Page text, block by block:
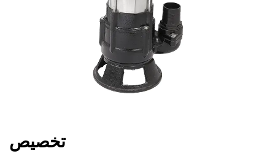
تخصيص